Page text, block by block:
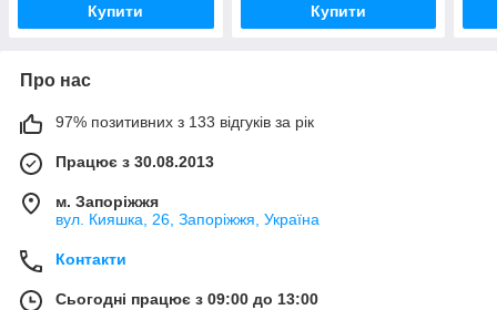
Купити Купити
Про нас
97% позитивних з 133 відгуків за рік
Працює з 30.08.2013
м. Запоріжжя
вул. Кияшка, 26, Запоріжжя, Україна
Контакти
Сьогодні працює з 09:00 до 13:00